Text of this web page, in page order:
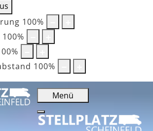
100%
100%
%
100%
Menü